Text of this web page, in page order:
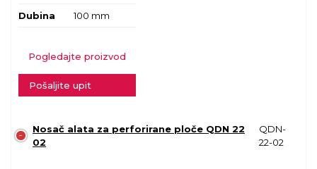
Dubina 100 mm
Pogledajte proizvod
Pošaljite upit
Nosač alata za perforirane ploče QDN 22
02
QDN-
22-02